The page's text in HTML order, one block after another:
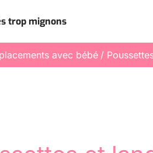
trop mignons
avec bébé